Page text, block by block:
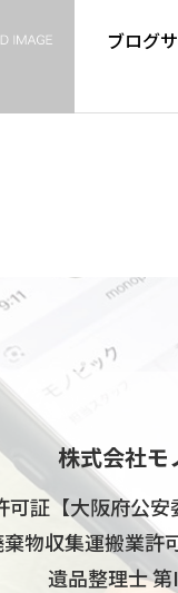
ブログ
株式会社モ
可証【大阪府公
物収集運搬業許
遺品整理士